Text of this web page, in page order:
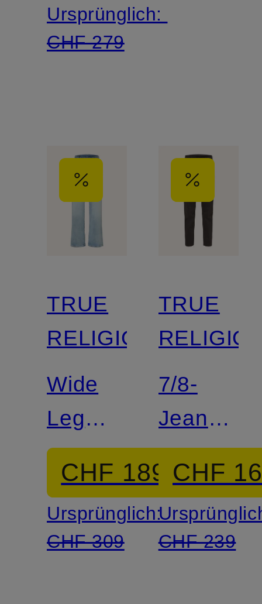
Ursprünglich:
CHF 279
TRUE
RELIGION
Wide
Leg
Jeans
SHIRLEY
CHF 189
Ursprünglich:
CHF 309
TRUE
7/8-
Jeans
LIV
CHF
CHF 239